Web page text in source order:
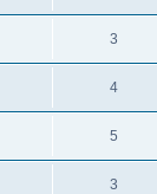
3
4
5
3